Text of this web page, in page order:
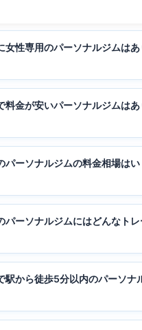
女性専用のパーソナルジムは
料金が安いパーソナルジムは
パーソナルジムの料金相場は
パーソナルジムにはどんなト
駅から徒歩5分以内のパーソナ